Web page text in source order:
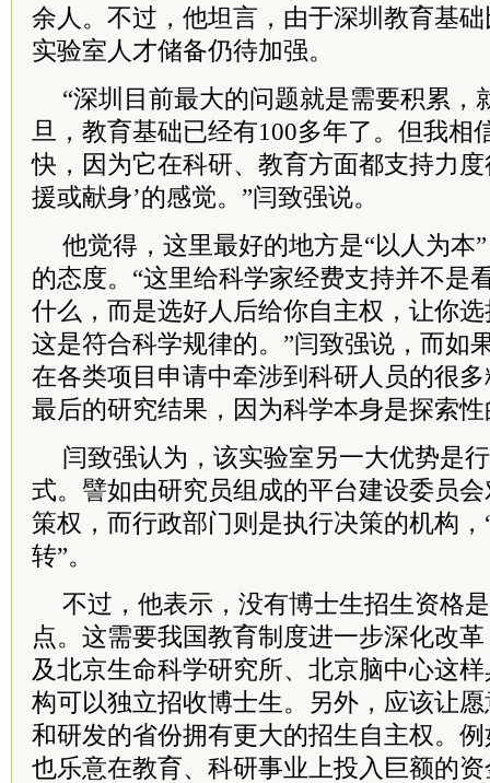
余人。不过，他坦言，由于深圳教育基
实验室人才储备仍待加强。
“深圳目前最大的问题就是需要积累，
旦，教育基础已经有100多年了。但我相
快，因为它在科研、教育方面都支持力
援或献身’的感觉。”闫致强说。
他觉得，这里最好的地方是“以人为本
的态度。“这里给科学家经费支持并不是
什么，而是选好人后给你自主权，让你
这是符合科学规律的。”闫致强说，而如
在各类项目申请中牵涉到科研人员的很
最后的研究结果，因为科学本身是探索
闫致强认为，该实验室另一大优势是
式。譬如由研究员组成的平台建设委员会
策权，而行政部门则是执行决策的机构
转”。
不过，他表示，没有博士生招生资格
点。这需要我国教育制度进一步深化改
及北京生命科学研究所、北京脑中心这
构可以独立招收博士生。另外，应该让
和研发的省份拥有更大的招生自主权。
也乐意在教育、科研事业上投入巨额的